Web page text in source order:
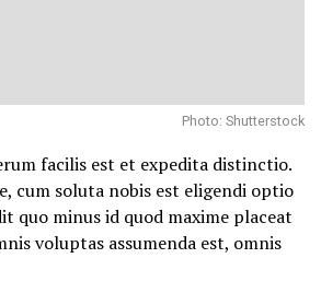
Photo: Shutterstock
facilis est et expedita distinctio.
cum soluta nobis est eligendi optio
quo minus id quod maxime placeat
voluptas assumenda est, omnis